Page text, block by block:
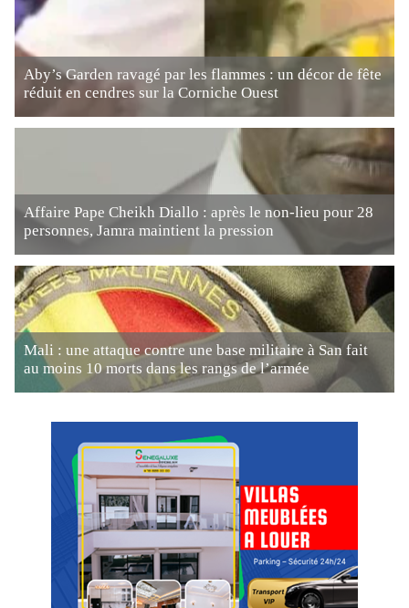
Aby’s Garden ravagé par les flammes : un décor de fête
réduit en cendres sur la Corniche Ouest
Affaire Pape Cheikh Diallo : après le non-lieu pour 28
personnes, Jamra maintient la pression
Mali : une attaque contre une base militaire à San fait
au moins 10 morts dans les rangs de l’armée